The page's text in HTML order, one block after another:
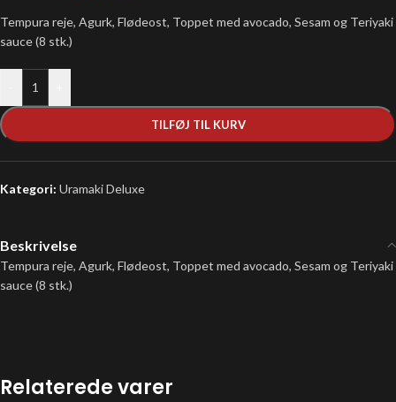
Tempura reje, Agurk, Flødeost, Toppet med avocado, Sesam og Teriyaki
sauce (8 stk.)
TILFØJ TIL KURV
Kategori: Uramaki Deluxe
Beskrivelse
Tempura reje, Agurk, Flødeost, Toppet med avocado, Sesam og Teriyaki
sauce (8 stk.)
Relaterede varer